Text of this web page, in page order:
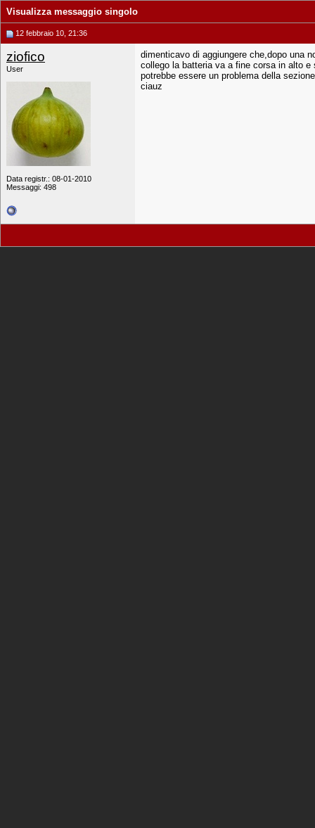
Visualizza messaggio singolo
12 febbraio 10, 21:36
ziofico
User
Data registr.: 08-01-2010
Messaggi: 498
dimenticavo di aggiungere che,dopo una
collego la batteria va a fine corsa in alto e
potrebbe essere un problema della
ciauz